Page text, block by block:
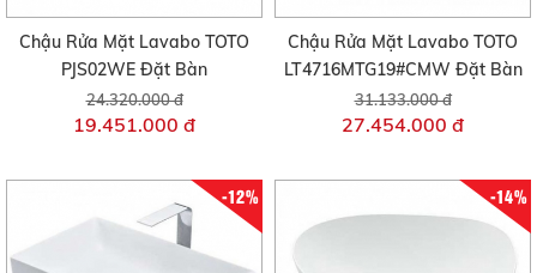
Chậu Rửa Mặt Lavabo TOTO
PJS02WE Đặt Bàn
24.320.000 đ
19.451.000 đ
Chậu Rửa Mặt Lavabo TOTO
LT4716MTG19#CMW Đặt Bàn
31.133.000 đ
27.454.000 đ
-12% -14%